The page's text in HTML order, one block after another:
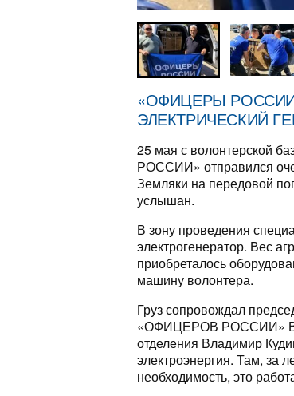
«ОФИЦЕРЫ
ЭЛЕКТРИЧЕСКИЙ
25 мая с волонтерской
РОССИИ» отправился
Земляки на передовой
услышан.
В зону проведения
электрогенератор. Вес
приобреталось
машину волонтера.
Груз сопровождал
«ОФИЦЕРОВ РОССИИ»
отделения Владимир
электроэнергия. Там, за
необходимость, это